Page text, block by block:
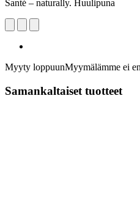
Santé – naturally. Huulipuna
Myyty loppuunMyymälämme ei
Samankaltaiset tuotteet